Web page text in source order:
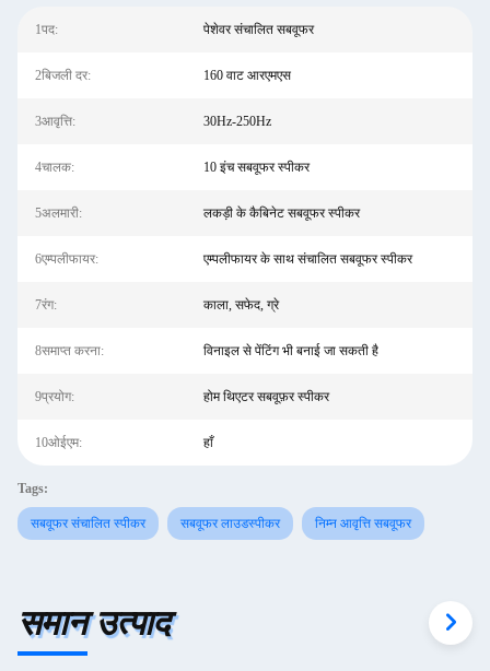
1पद: पेशेवर संचालित सबवूफर
2बिजली दर: 160 वाट आरएमएस
3आवृत्ति: 30Hz-250Hz
4चालक: 10 इंच सबवूफर स्पीकर
5अलमारी: लकड़ी के कैबिनेट सबवूफर स्पीकर
6एम्पलीफायर: एम्पलीफायर के साथ संचालित सबवूफर स्पीकर
7रंग: काला, सफेद, ग्रे
8समाप्त करना: विनाइल से पेंटिंग भी बनाई जा सकती है
9प्रयोग: होम थिएटर सबवूफ़र स्पीकर
10ओईएम: हाँ
Tags:
सबवूफर संचालित स्पीकर सबवूफर लाउडस्पीकर निम्न आवृत्ति सबवूफर
समान उत्पाद